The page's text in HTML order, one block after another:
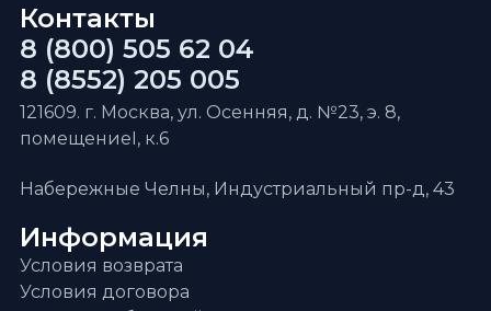
Информация
Условия возврата
Условия договора
Контакты
8 (800) 505 62 04
8 (8552) 205 005
121609. г. Москва, ул. Осенняя, д. №23, э. 8,
помещениеI, к.6
Набережные Челны, Индустриальный пр-д, 43